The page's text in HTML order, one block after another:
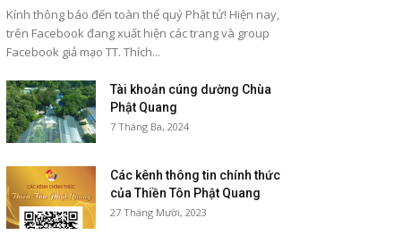
Kính thông báo đến toàn thể quý Phật tử! Hiện nay,
trên Facebook đang xuất hiện các trang và group
Facebook giả mạo TT. Thích...
Tài khoản cúng dường Chùa
Phật Quang
7 Tháng Ba, 2024
Các kênh thông tin chính thức
của Thiền Tôn Phật Quang
27 Tháng Mười, 2023